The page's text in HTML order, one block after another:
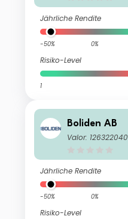
Jährliche Rendite
-50% 0%
Risiko-Level
1
Boliden AB
Valor: 126322040
Jährliche Rendite
-50% 0%
Risiko-Level